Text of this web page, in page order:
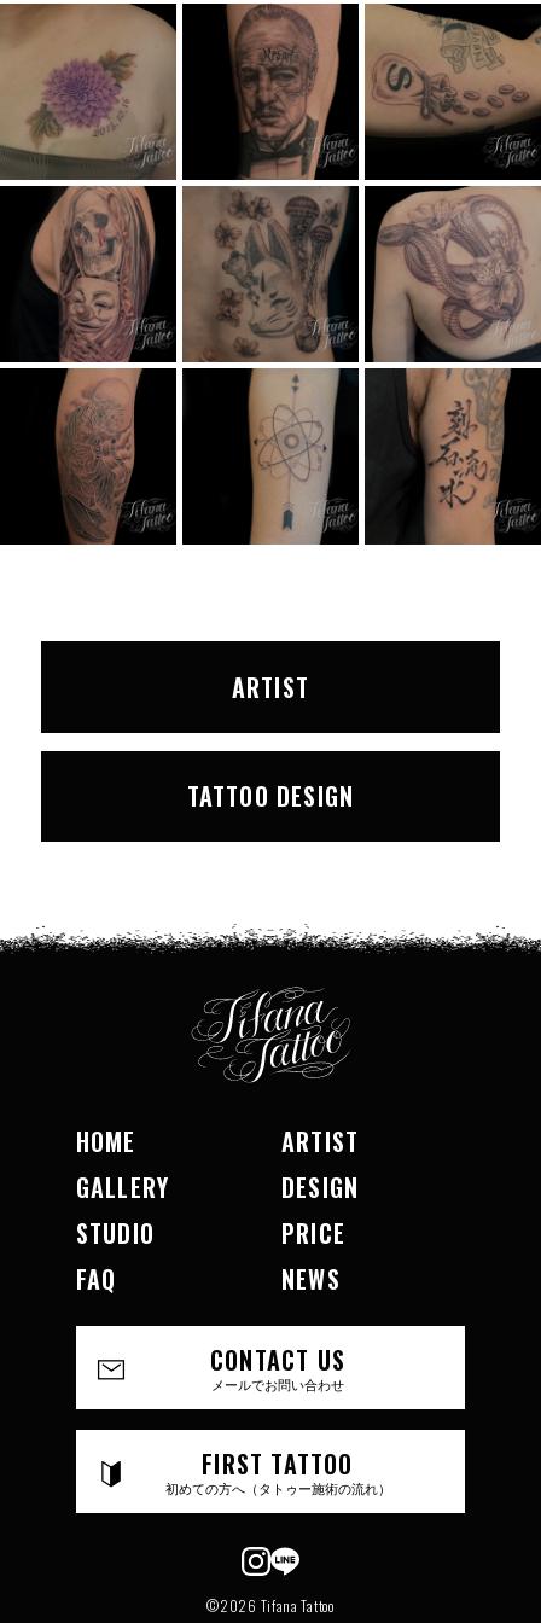
ARTIST
TATTOO DESIGN
HOME
ARTIST
GALLERY
DESIGN
STUDIO
PRICE
FAQ
NEWS
CONTACT US
メールでお問い合わせ
FIRST TATTOO
初めての方へ（タトゥー施術の流れ）
©2026 Tifana Tattoo